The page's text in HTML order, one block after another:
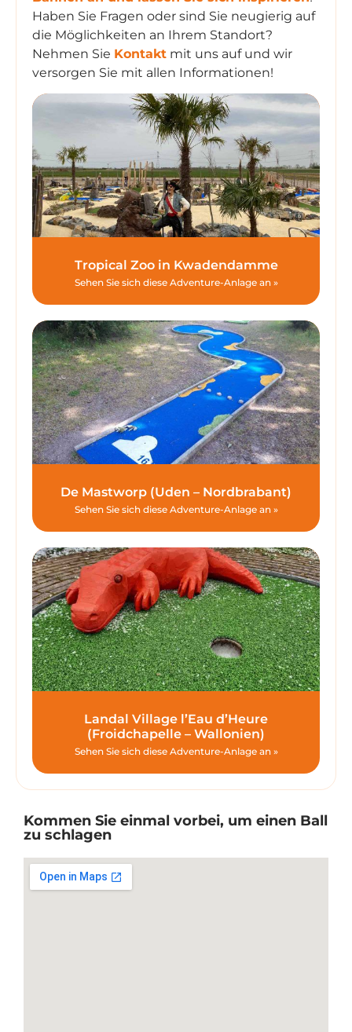
Haben Sie Fragen oder sind Sie neugierig auf
die Möglichkeiten an Ihrem Standort?
Nehmen Sie Kontakt mit uns auf und wir
versorgen Sie mit allen Informationen!
Tropical Zoo in Kwadendamme
Sehen Sie sich diese Adventure-Anlage an »
De Mastworp (Uden – Nordbrabant)
Sehen Sie sich diese Adventure-Anlage an »
Landal Village l’Eau d’Heure
(Froidchapelle – Wallonien)
Sehen Sie sich diese Adventure-Anlage an »
Kommen Sie einmal vorbei, um einen Ball
zu schlagen